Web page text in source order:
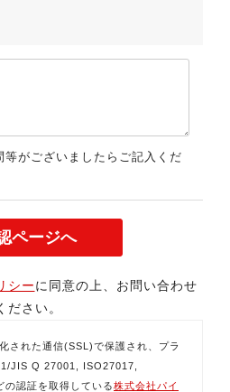
がございましたらご記入くだ
シーに同意の上、お問い合わせ
ださい。
された通信(SSL)で保護され、プラ
JIS Q 27001, ISO27017,
認証を取得している株式会社パイ